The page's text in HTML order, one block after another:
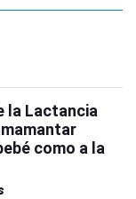
la Lactancia
como a la